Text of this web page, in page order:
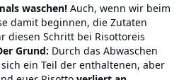
waschen! Auch, wenn wir beim
damit beginnen, die Zutaten
diesen Schritt bei Risottoreis
Grund: Durch das Abwaschen
ein Teil der enthaltenen, aber